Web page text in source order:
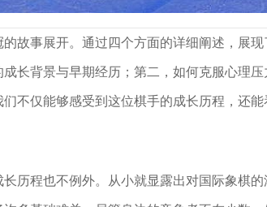
故事展开。通过四个方面的详细阐述，展
长背景与早期经历；第二，如何克服心理
不仅能够感受到这位棋手的成长历程，还
历程也不例外。从小就显露出对国际象棋